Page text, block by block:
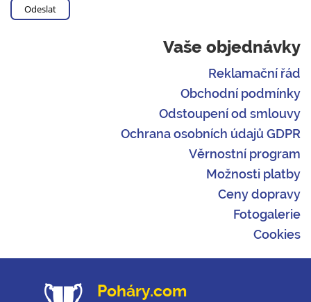
Vaše objednávky
Reklamační řád
Obchodní podmínky
Odstoupení od smlouvy
Ochrana osobních údajů GDPR
Věrnostní program
Možnosti platby
Ceny dopravy
Fotogalerie
Cookies
Poháry.com